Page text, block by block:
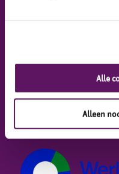
Alle
Alleen
Inclusief Groep is
Veluwe Stedendriehoek